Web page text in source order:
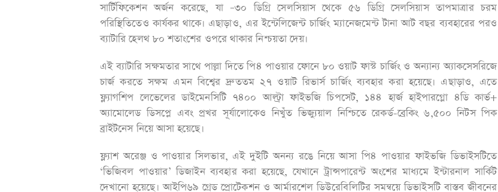
সার্টিফিকেশন অর্জন করেছে, যা –৩০ ডিগ্রি সেলসিয়াস থেকে ৫৬ ডিগ্রি সেলসিয়াস তাপমাত্রার চরম
পরিস্থিতিতেও কার্যকর থাকে। এছাড়াও, এর ইন্টেলিজেন্ট চার্জিং ম্যানেজমেন্ট টানা আট বছর ব্যবহারের পরও
ব্যাটারি হেলথ ৮০ শতাংশের ওপরে থাকার নিশ্চয়তা দেয়।
এই ব্যাটারি সক্ষমতার সাথে পাল্লা দিতে পি৪ পাওয়ার ফোনে ৮০ ওয়াট ফাস্ট চার্জিং ও অন্যান্য অ্যাকসেসরিজে
চার্জ করতে সক্ষম এমন বিশ্বের দ্রুততম ২৭ ওয়াট রিভার্স চার্জিং ব্যবহার করা হয়েছে। এছাড়াও, এতে
ফ্ল্যাগশিপ লেভেলের ডাইমেনসিটি ৭৪০০ আল্ট্রা ফাইভজি চিপসেট, ১৪৪ হার্জ হাইপারগ্লো ৪ডি কার্ভ+
অ্যামোলেড ডিসপ্লে এবং প্রখর সূর্যালোকেও নিখুঁত ভিজ্যুয়াল নিশ্চিতে রেকর্ড-ব্রেকিং ৬,৫০০ নিটস পিক
ব্রাইটনেস নিয়ে আসা হয়েছে।
ফ্ল্যাশ অরেঞ্জ ও পাওয়ার সিলভার, এই দুইটি অনন্য রঙে নিয়ে আসা পি৪ পাওয়ার ফাইভজি ডিভাইসটিতে
‘ভিজিবল পাওয়ার’ ডিজাইন ব্যবহার করা হয়েছে, যেখানে ট্রান্সপারেন্ট অংশের মাধ্যমে ইন্টারনাল সার্কিট
দেখানো হয়েছে। আইপি৬৯ গ্রেড প্রোটেকশন ও আর্মারশেল ডিউরেবিলিটির সমন্বয়ে ডিভাইসটি বাস্তব জীবনের